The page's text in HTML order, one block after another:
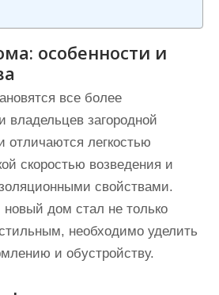
особенности и
все более
владельцев загородной
легкостью
скоростью возведения и
свойствами.
дом стал не только
необходимо уделить
и обустройству.